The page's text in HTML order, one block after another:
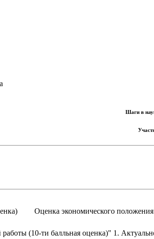
Шаги в
Оценка экономического
(10-ти балльная оценка)" 1.